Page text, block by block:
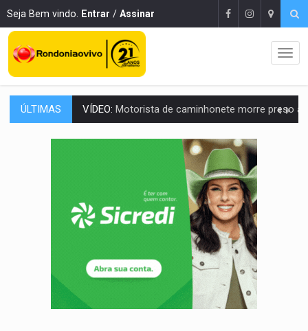
Seja Bem vindo. Entrar / Assinar
ÚLTIMAS LAZER:Seis lugares gratuitos para aproveitar o fim de semana
VÍDEO:FTICCO e Força Tática prendem membro do CV com arma e drogas
Prefeitura fortalece parceria com a APAE para ampliar ações
Exército testa inovações no combate a drones durante
TEMAS SOCIOAMBIENTAIS:Em Itapuã do Oeste, CINEMAZÔNIA leva cinema
Interior de Rondônia terá sábado (8) de calor
INFRAESTRUTURA: Após quase 30 anos de espera, asfalto chega ao
A ILHA: Coreografia de Rondônia estreia na programação do Festival de